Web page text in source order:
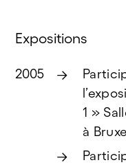
Expositions
2005
1 »
à